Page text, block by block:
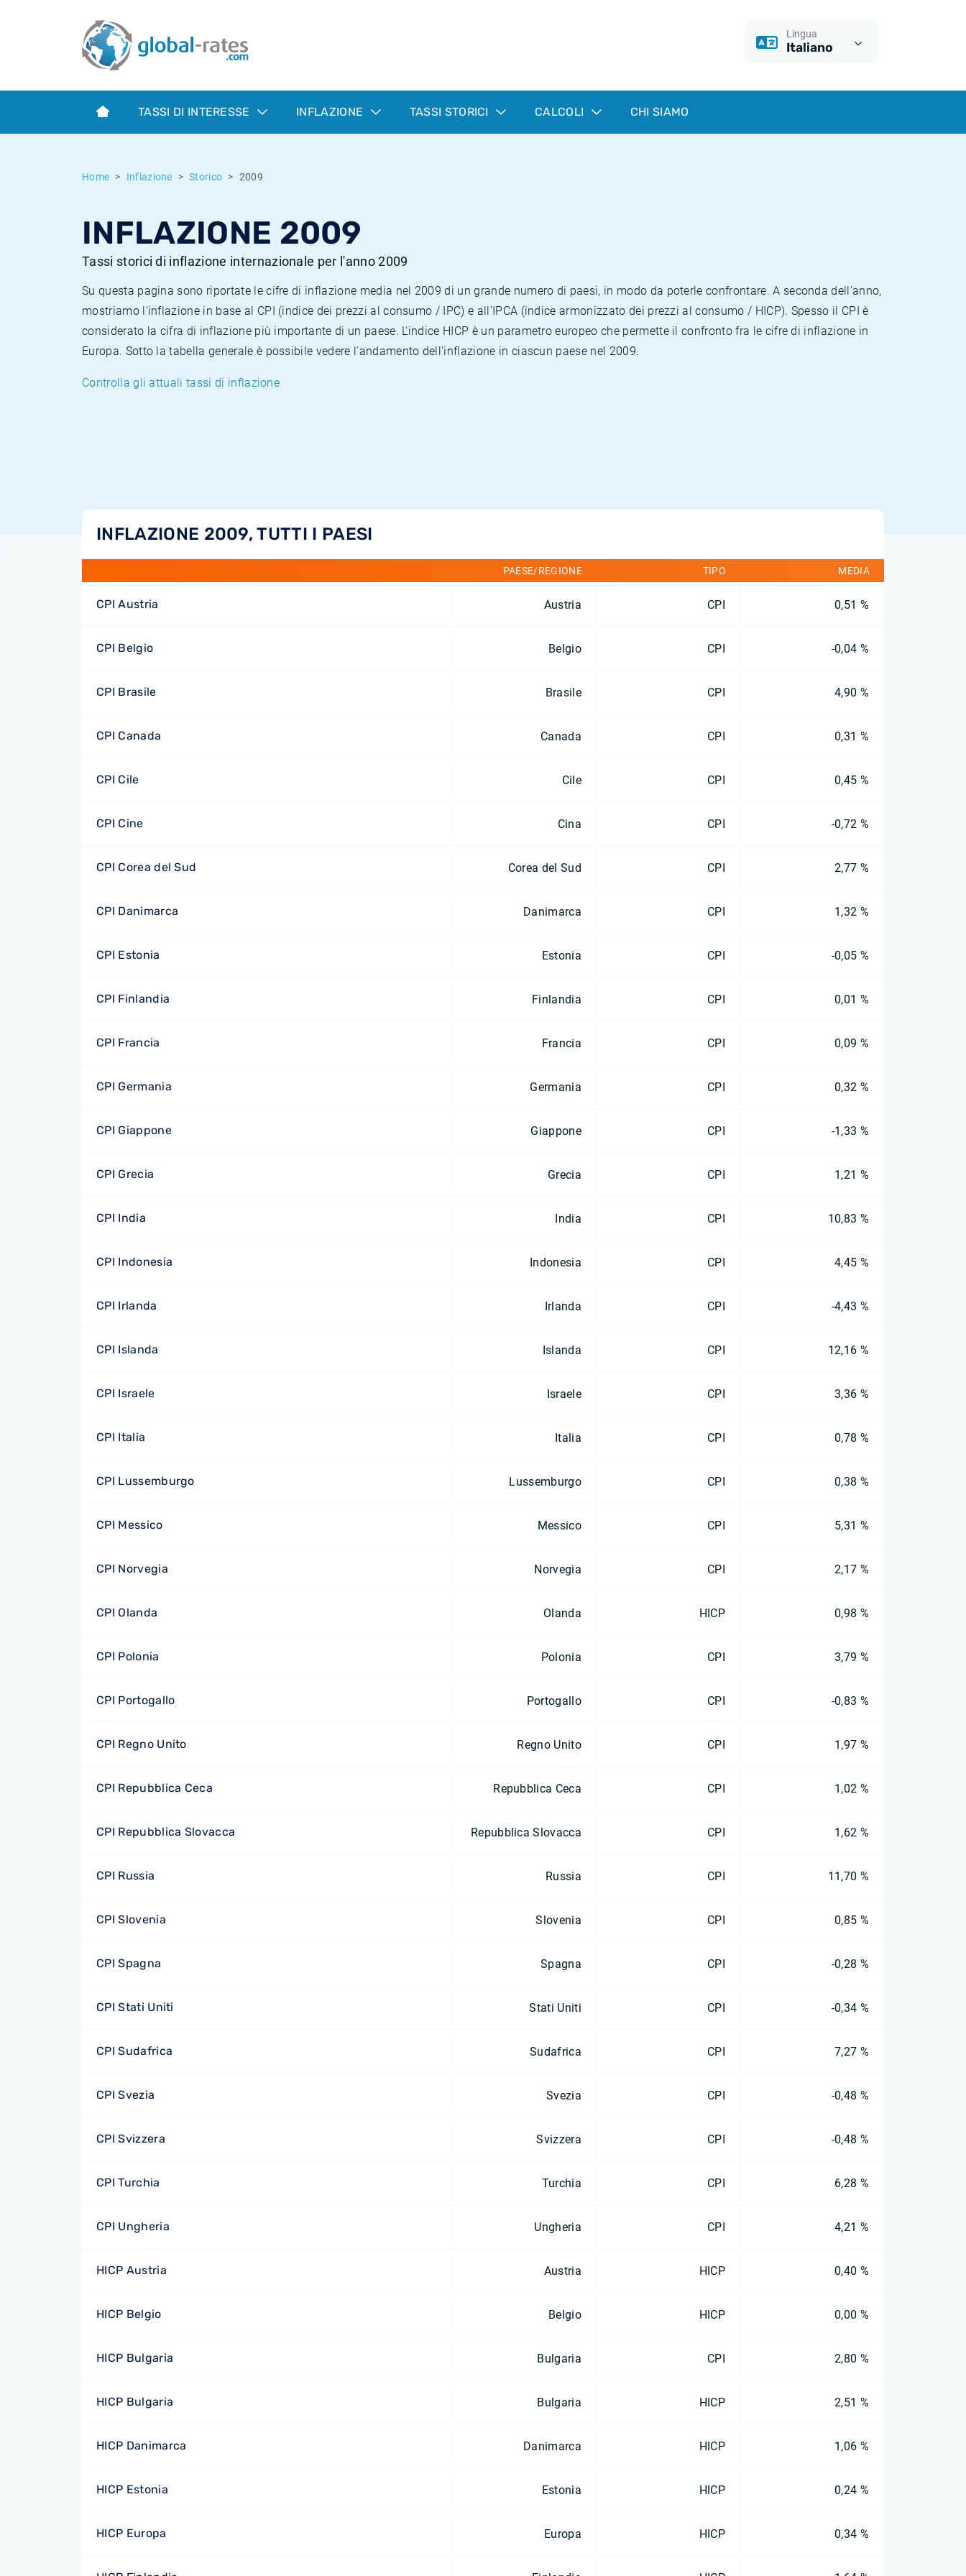
Lingua
Italiano
TASSI DI INTERESSE INFLAZIONE TASSI STORICI CALCOLI CHI SIAMO
Home Inflazione Storico 2009
INFLAZIONE 2009
Tassi storici di inflazione internazionale per l'anno 2009
Su questa pagina sono riportate le cifre di inflazione media nel 2009 di un grande numero di paesi, in modo da poterle confrontare. A seconda dell'anno,
mostriamo l'inflazione in base al CPI (indice dei prezzi al consumo / IPC) e all'IPCA (indice armonizzato dei prezzi al consumo / HICP). Spesso il CPI è
considerato la cifra di inflazione più importante di un paese. L'indice HICP è un parametro europeo che permette il confronto fra le cifre di inflazione in
Europa. Sotto la tabella generale è possibile vedere l'andamento dell'inflazione in ciascun paese nel 2009.
Controlla gli attuali tassi di inflazione
INFLAZIONE 2009, TUTTI I PAESI
PAESE/REGIONE TIPO MEDIA
CPI Austria Austria CPI 0,51 %
CPI Belgio Belgio CPI -0,04 %
CPI Brasile Brasile CPI 4,90 %
CPI Canada Canada CPI 0,31 %
CPI Cile Cile CPI 0,45 %
CPI Cine Cina CPI -0,72 %
CPI Corea del Sud Corea del Sud CPI 2,77 %
CPI Danimarca Danimarca CPI 1,32 %
CPI Estonia Estonia CPI -0,05 %
CPI Finlandia Finlandia CPI 0,01 %
CPI Francia Francia CPI 0,09 %
CPI Germania Germania CPI 0,32 %
CPI Giappone Giappone CPI -1,33 %
CPI Grecia Grecia CPI 1,21 %
CPI India India CPI 10,83 %
CPI Indonesia Indonesia CPI 4,45 %
CPI Irlanda Irlanda CPI -4,43 %
CPI Islanda Islanda CPI 12,16 %
CPI Israele Israele CPI 3,36 %
CPI Italia Italia CPI 0,78 %
CPI Lussemburgo Lussemburgo CPI 0,38 %
CPI Messico Messico CPI 5,31 %
CPI Norvegia Norvegia CPI 2,17 %
CPI Olanda Olanda HICP 0,98 %
CPI Polonia Polonia CPI 3,79 %
CPI Portogallo Portogallo CPI -0,83 %
CPI Regno Unito Regno Unito CPI 1,97 %
CPI Repubblica Ceca Repubblica Ceca CPI 1,02 %
CPI Repubblica Slovacca Repubblica Slovacca CPI 1,62 %
CPI Russia Russia CPI 11,70 %
CPI Slovenia Slovenia CPI 0,85 %
CPI Spagna Spagna CPI -0,28 %
CPI Stati Uniti Stati Uniti CPI -0,34 %
CPI Sudafrica Sudafrica CPI 7,27 %
CPI Svezia Svezia CPI -0,48 %
CPI Svizzera Svizzera CPI -0,48 %
CPI Turchia Turchia CPI 6,28 %
CPI Ungheria Ungheria CPI 4,21 %
HICP Austria Austria HICP 0,40 %
HICP Belgio Belgio HICP 0,00 %
HICP Bulgaria Bulgaria CPI 2,80 %
HICP Bulgaria Bulgaria HICP 2,51 %
HICP Danimarca Danimarca HICP 1,06 %
HICP Estonia Estonia HICP 0,24 %
HICP Europa Europa HICP 0,34 %
Term SOFR
Cos'è l'inflazione CPI?
Cos'è l'inflazione HICP?
Inflazione Svizzera
Tassi storici Euribor
Tassi storici di ESTER
Tassi di inflazione storici
Calcolatore dell’inflazione